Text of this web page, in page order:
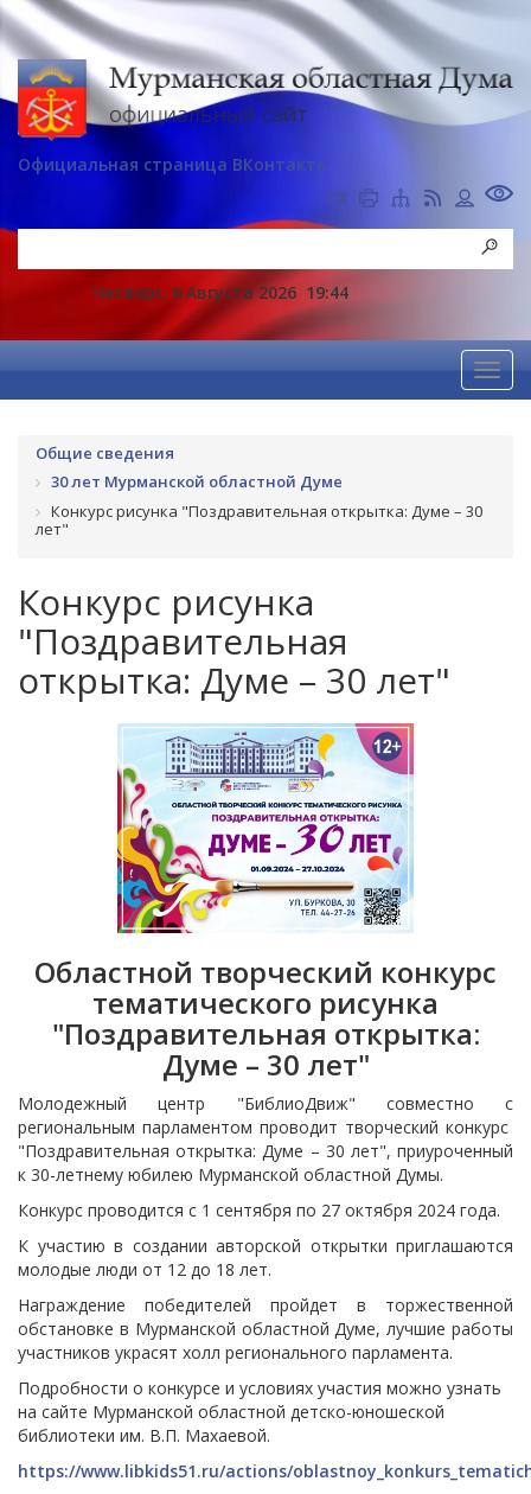
Официальная страница ВКонтакте
Четверг, 6 Августа 2026 19:44
Общие сведения
30 лет Мурманской областной Думе
Конкурс рисунка "Поздравительная открытка: Думе – 30
лет"
Конкурс рисунка
"Поздравительная
открытка: Думе – 30 лет"
Областной творческий конкурс
тематического рисунка
"Поздравительная открытка:
Думе – 30 лет"
Молодежный центр "БиблиоДвиж" совместно с
региональным парламентом проводит творческий конкурс
"Поздравительная открытка: Думе – 30 лет", приуроченный
к 30-летнему юбилею Мурманской областной Думы.
Конкурс проводится с 1 сентября по 27 октября 2024 года.
К участию в создании авторской открытки приглашаются
молодые люди от 12 до 18 лет.
Награждение победителей пройдет в торжественной
обстановке в Мурманской областной Думе, лучшие работы
участников украсят холл регионального парламента.
Подробности о конкурсе и условиях участия можно узнать
на сайте Мурманской областной детско-юношеской
библиотеки им. В.П. Махаевой.
https://www.libkids51.ru/actions/